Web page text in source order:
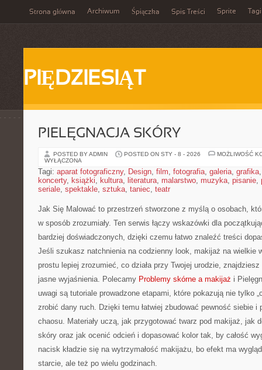
Strona główna Archiwum Śpiączka Spis Treści Sprite Tagi
PIĘDZIESIĄT
PIELĘGNACJA SKÓRY
POSTED BY ADMIN POSTED ON STY - 8 - 2026
MOŻLIWOŚĆ
WYŁĄCZONA
Tagi: aparat fotograficzny, Design, film, fotografia, galeria, grafika
koncerty, książki, kultura, literatura, malarstwo, muzyka, pisanie,
seriale, spektakle, sztuka, taniec, teatr
Jak Się Malować to przestrzeń stworzone z myślą o osobach,
w sposób zrozumiały. Ten serwis łączy wskazówki dla
bardziej doświadczonych, dzięki czemu łatwo znaleźć treści
Jeśli szukasz natchnienia na codzienny look, makijaż na wielkie
prostu lepiej zrozumieć, co działa przy Twojej urodzie,
jasne wyjaśnienia. Polecamy Problemy skórne a makijaż i
uwagi są tutoriale prowadzone etapami, które pokazują nie tylko
zrobić dany ruch. Dzięki temu łatwiej zbudować pewność siebie i
chaosu. Materiały uczą, jak przygotować twarz pod makijaż, jak
skóry oraz jak ocenić odcień i dopasować kolor tak, by całość
nacisk kładzie się na wytrzymałość makijażu, bo efekt ma
starcie, ale też po wielu godzinach.